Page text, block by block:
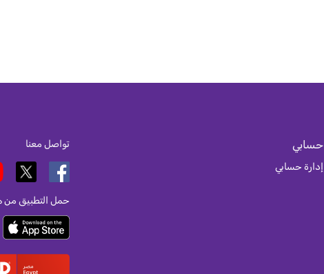
حسابي
إدارة حسابي
تواصل معنا
حمل التطبيق من